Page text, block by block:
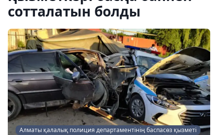
сотталатын болды
Алматы қалалық полиция департаментінің баспасөз қызметі